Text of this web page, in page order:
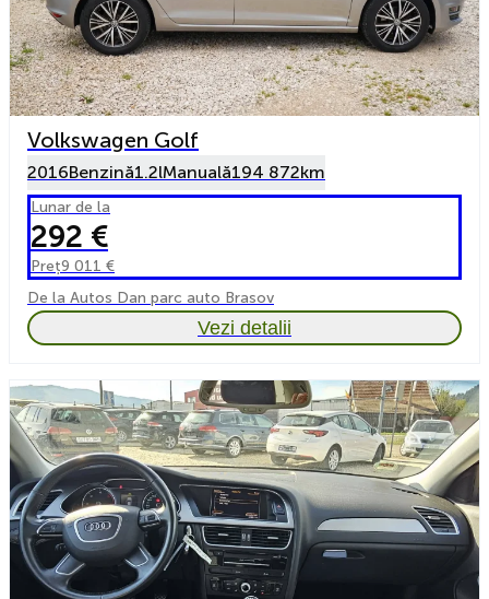
Volkswagen Golf
2016Benzină1.2lManuală194 872km
Lunar de la
292 €
Preț9 011 €
De la Autos Dan parc auto Brasov
Vezi detalii